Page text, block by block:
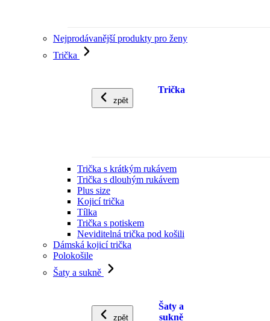
Nejprodávanější produkty pro ženy
Trička
zpět
Trička
Trička s krátkým rukávem
Trička s dlouhým rukávem
Plus size
Kojicí trička
Tílka
Trička s potiskem
Neviditelná trička pod košili
Dámská kojicí trička
Polokošile
Šaty a sukně
zpět
Šaty a
sukně